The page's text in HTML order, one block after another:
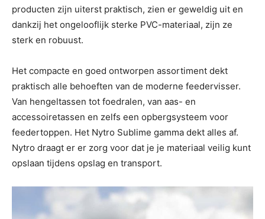
producten zijn uiterst praktisch, zien er geweldig uit en
dankzij het ongelooflijk sterke PVC-materiaal, zijn ze
sterk en robuust.
Het compacte en goed ontworpen assortiment dekt
praktisch alle behoeften van de moderne feedervisser.
Van hengeltassen tot foedralen, van aas- en
accessoiretassen en zelfs een opbergsysteem voor
feedertoppen. Het Nytro Sublime gamma dekt alles af.
Nytro draagt er er zorg voor dat je je materiaal veilig kunt
opslaan tijdens opslag en transport.